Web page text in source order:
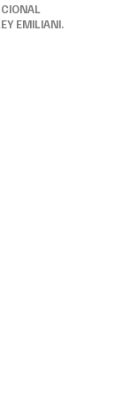
EMILIANI.